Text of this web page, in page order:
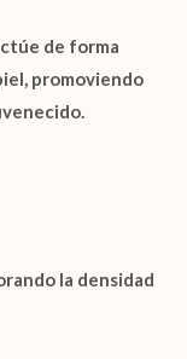
de forma
promoviendo
.
la densidad